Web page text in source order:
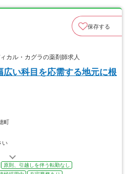
保存する
カル・カグラの薬剤師求人
い科目を応需する地元に根
い
原則、引越しを伴う転勤なし